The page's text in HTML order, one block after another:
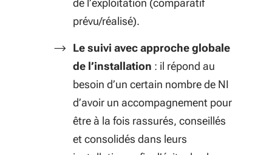
prévu/réalisé).
Le suivi avec approche globale
de l’installation : il répond au
besoin d’un certain nombre de NI
d’avoir un accompagnement pour
être à la fois rassurés, conseillés
et consolidés dans leurs